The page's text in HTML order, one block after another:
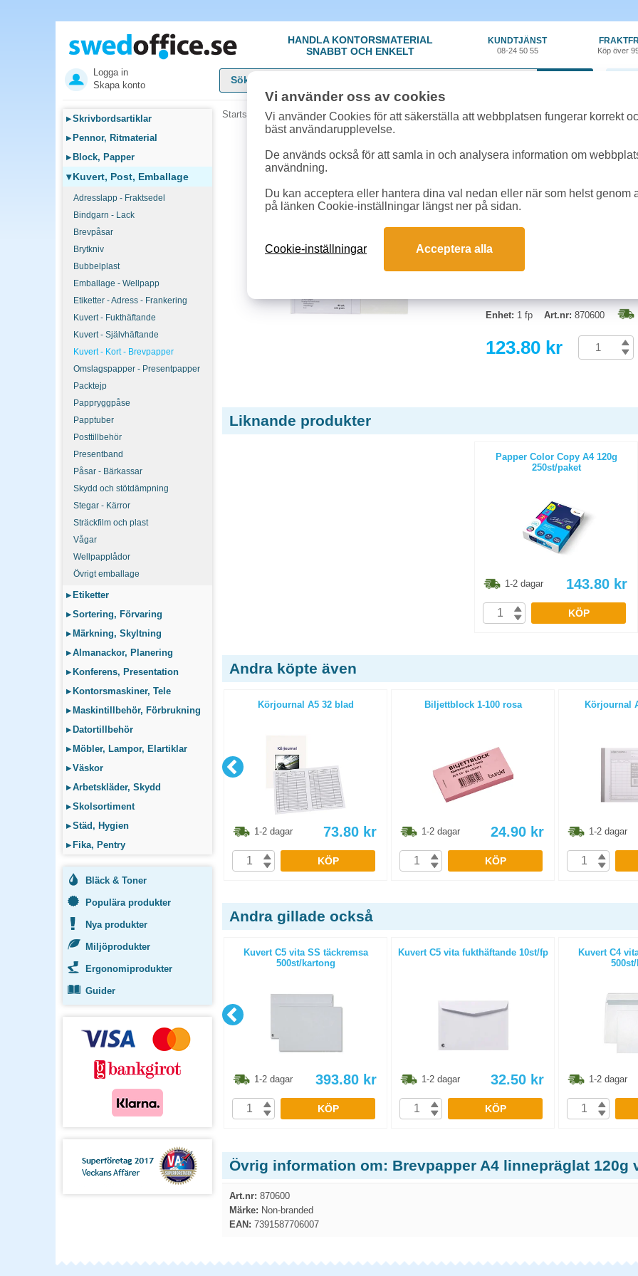
HANDLA KONTORSMATERIAL
SNABBT OCH ENKELT
KUNDTJÄNST
08-24 50 55 Köp över
Logga in
Skapa konto
▸Skrivbordsartiklar
▸ Pennor, Ritmaterial
▸ Block, Papper
▾Kuvert, Post, Emballage
Adresslapp - Fraktsedel
Bindgarn - Lack
Brevpåsar
Brytkniv
Bubbelplast
Emballage - Wellpapp
Etiketter - Adress - Frankering
Kuvert - Fukthäftande
Kuvert - Självhäftande
Kuvert - Kort - Brevpapper
Omslagspapper - Presentpapper
Packtejp
Pappryggpåse
Papptuber
Posttillbehör
Presentband
Påsar - Bärkassar
Skydd och stötdämpning
Stegar - Kärror
Sträckfilm och plast
Vågar
Wellpapplådor
Övrigt emballage
▸ Etiketter
▸Sortering, Förvaring
▸ Märkning, Skyltning
▸Almanackor, Planering
▸ Konferens, Presentation
▸ Kontorsmaskiner, Tele
▸ Maskintillbehör, Förbrukning
▸ Datortillbehör
▸ Möbler, Lampor, Elartiklar
▸Väskor
▸Arbetskläder, Skydd
▸Skolsortiment
▸Städ, Hygien
▸ Fika, Pentry
Bläck & Toner
Populära produkter
Nya produkter
Miljöprodukter
Ergonomiprodukter
Guider
Startsida »Kuvert, Post, Emballage »Kuvert/Kort/Brevpapper»Brevpapper A4 linnepräglat 120g
Brevpapper A4
Format:
Vikt:120g
Antal:
Enhet: 1 fp Art.nr: 870600
123.80 kr
Liknande produkter
Papper Color Copy A4 120g
250st/paket
1-2 dagar 143.80 kr
KÖP
Andra köpte även
Kvittens A6L 50 blad
1-2 dagar
Körjournal A5 32 blad
1-2 dagar 73.80 kr
KÖP
Biljettblock 1-100 rosa
1-2 dagar 24.90 kr
KÖP
Körjournal
1-2 dagar
Andra gillade också
Packtejp Tesa 4100 66mx50mm
brun 6rl/fp
1-2 dagar 443.80
KÖP
Kuvert C5 vita SS täckremsa
500st/kartong
1-2 dagar 393.80 kr
KÖP
Kuvert C5 vita fukthäftande 10st/fp
1-2 dagar 32.50 kr
KÖP
Kuvert C4
1-2 dagar
Övrig information om: Brevpapper A4 linnepräglat 120g
Art.nr: 870600
Märke: Non-branded
EAN: 7391587706007
Vi använder oss av cookies
Vi använder Cookies för att säkerställa att webbplatsen fungerar korrekt
bäst användarupplevelse.
De används också för att samla in och analysera information om
användning.
Du kan acceptera eller hantera dina val nedan eller när som helst genom
på länken Cookie-inställningar längst ner på sidan.
Cookie-inställningar Acceptera alla